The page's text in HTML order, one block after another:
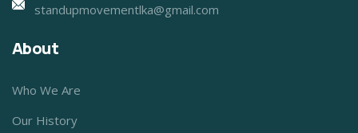
standupmovementlka@gmail.com
About
Who We Are
Our History